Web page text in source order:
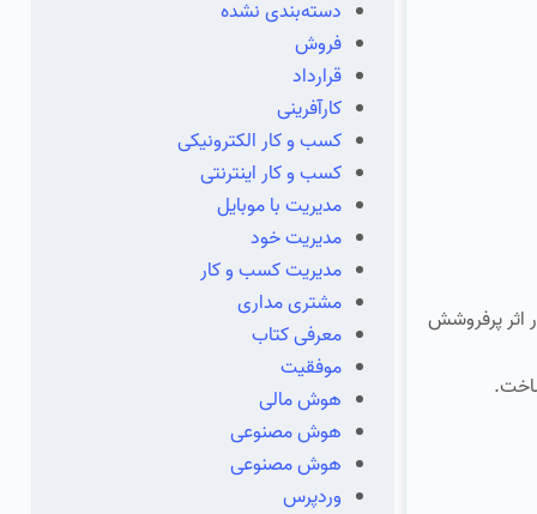
اثر پرفروشش
دسته‌بندی نشده
فروش
قرارداد
کارآفرینی
کسب و کار الکترونیکی
کسب و کار اینترنتی
مدیریت با موبایل
مدیریت خود
مدیریت کسب و کار
مشتری مداری
معرفی کتاب
موفقیت
هوش مالی
هوش مصنوعی
هوش مصنوعی
وردپرس